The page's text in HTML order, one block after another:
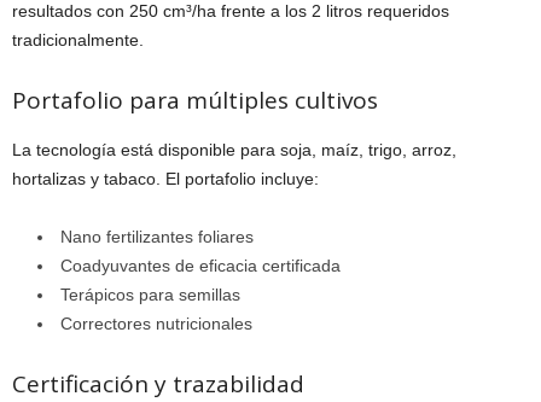
resultados con 250 cm³/ha frente a los 2 litros requeridos
tradicionalmente.
Portafolio para múltiples cultivos
La tecnología está disponible para soja, maíz, trigo, arroz,
hortalizas y tabaco. El portafolio incluye:
Nano fertilizantes foliares
Coadyuvantes de eficacia certificada
Terápicos para semillas
Correctores nutricionales
Certificación y trazabilidad